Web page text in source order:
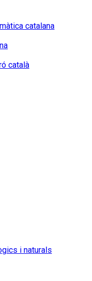
catalana
català
i naturals